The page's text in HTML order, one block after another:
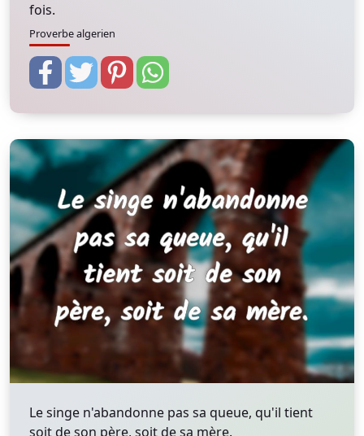
fois.
Proverbe algerien
Le singe n'abandonne pas sa queue, qu'il tient
soit de son père, soit de sa mère.